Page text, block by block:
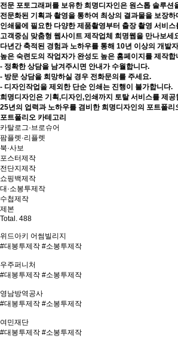
전문 포토그래퍼를 보유한 희명디자인은 원스톱 솔루션
전문화된 기획과 촬영을 통하여 최상의 결과물을 보장하
인쇄물에 필요한 다양한 제품촬영부터 출장 촬영 서비스
고객중심 맞춤형 웹사이트 제작업체 희명웹을 만나보세
다년간 축적된 경험과 노하우를 통해 10년 이상의 개발
높은 숙련도의 작업자가 완성도 높은 홈페이지를 제작합
- 정확한 상담을 남겨주시면 안내가 수월합니다.
- 방문 상담을 희망하실 경우 전화문의를 주세요.
- 디자인작업을 제외한 단순 인쇄는 진행이 불가합니다.
희명디자인은 기획,디자인,인쇄까지 토탈 서비스를 제공
25년의 업력과 노하우를 겸비한 희명디자인의 포트폴리
포트폴리오 카테고리
카탈로그·브로슈어
팜플렛·리플렛
북·사보
포스터제작
전단지제작
쇼핑백제작
대·소봉투제작
수첩제작
제본
Total. 488
위드아키 어썸빌리지
#대봉투제작 #소봉투제작
우주퍼니처
#대봉투제작 #소봉투제작
영남방역공사
#대봉투제작 #소봉투제작
여민재단
#대봉투제작 #소봉투제작